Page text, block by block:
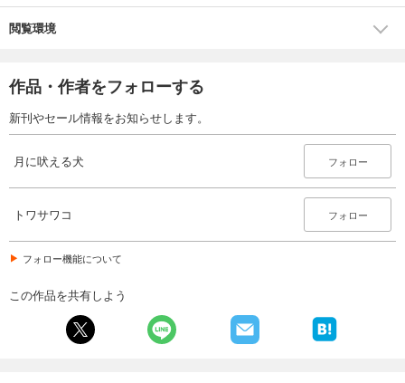
閲覧環境
作品・作者をフォローする
新刊やセール情報をお知らせします。
月に吠える犬 フォロー
トワサワコ フォロー
フォロー機能について
この作品を共有しよう